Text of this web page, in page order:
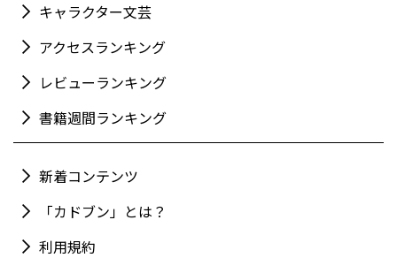
キャラクター文芸
アクセスランキング
レビューランキング
書籍週間ランキング
新着コンテンツ
「カドブン」とは？
利用規約